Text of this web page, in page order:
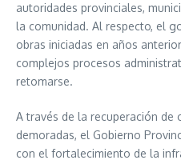
autoridades provinciales,
la comunidad. Al respecto, el
obras iniciadas en años
complejos procesos
retomarse.
A través de la recuperación de
demoradas, el Gobierno
con el fortalecimiento de la